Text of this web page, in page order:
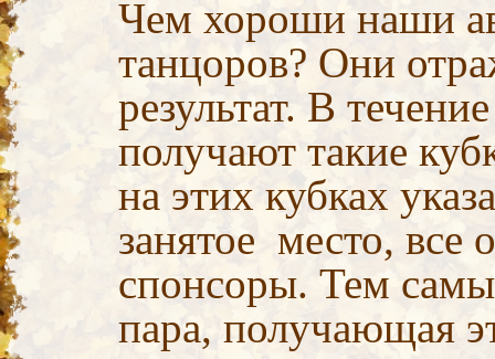
Чем хороши наши
танцоров? Они
результат. В
получают такие
на этих кубках
занятое место, все
спонсоры. Тем
пара, получающая